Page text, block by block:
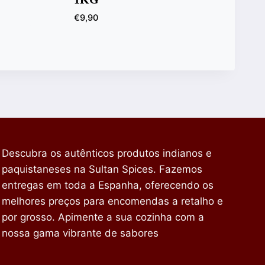
€9,90
Descubra os autênticos produtos indianos e
paquistaneses na Sultan Spices. Fazemos
entregas em toda a Espanha, oferecendo os
melhores preços para encomendas a retalho e
por grosso. Apimente a sua cozinha com a
nossa gama vibrante de sabores